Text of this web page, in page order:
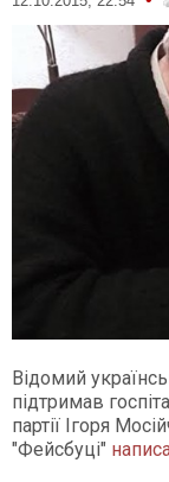
Відомий
підтримав
партії Ігоря
"Фейсбуці"